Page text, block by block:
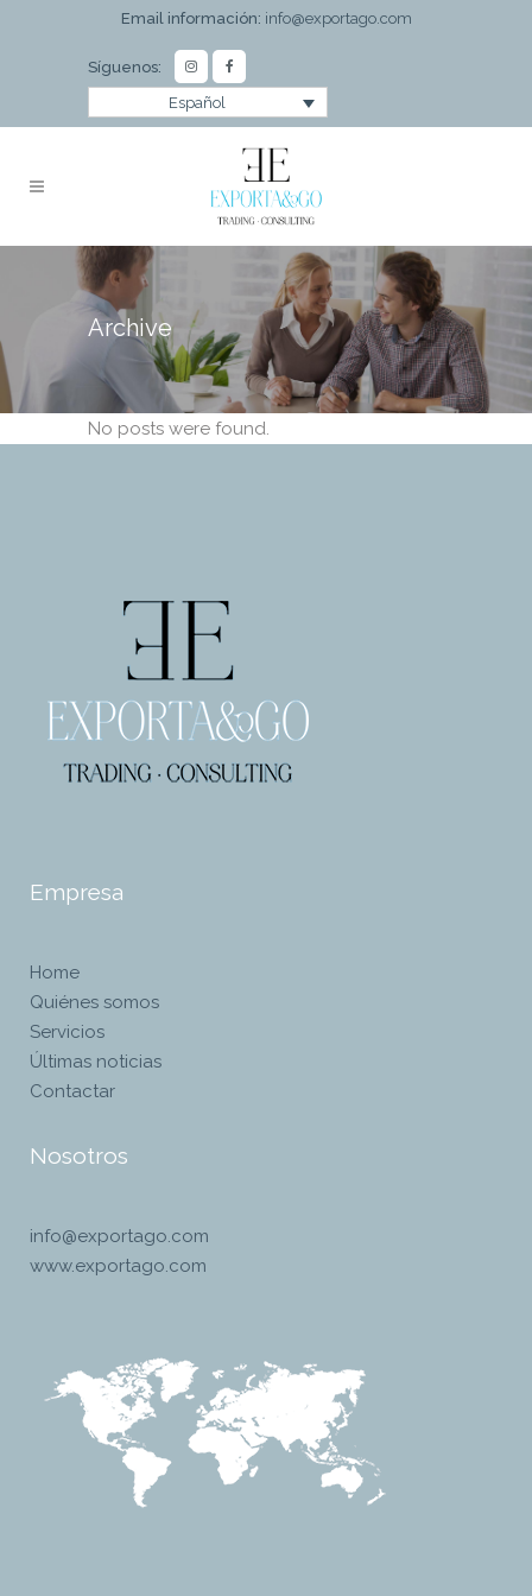
Email información: info@exportago.com
Síguenos:
Español
Archive
No posts were found.
Empresa
Home
Quiénes somos
Servicios
Últimas noticias
Contactar
Nosotros
info@exportago.com
www.exportago.com